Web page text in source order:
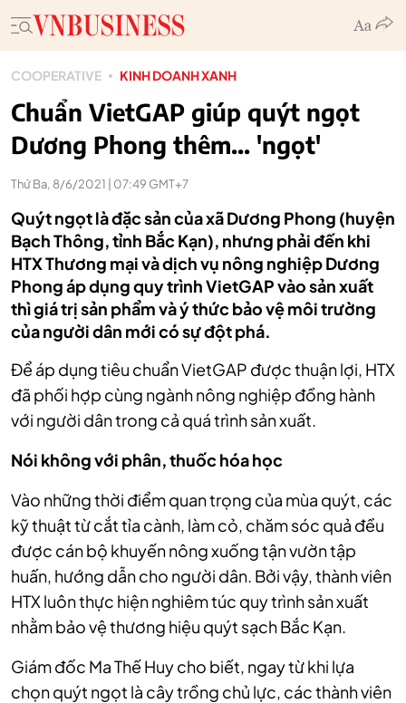
COOPERATIVE KINH DOANH XANH
Chuẩn VietGAP giúp quýt ngọt
Dương Phong thêm... 'ngọt'
Thứ Ba, 8/6/2021 | 07:49 GMT+7
Quýt ngọt là đặc sản của xã Dương Phong (huyện
Bạch Thông, tỉnh Bắc Kạn), nhưng phải đến khi
HTX Thương mại và dịch vụ nông nghiệp Dương
Phong áp dụng quy trình VietGAP vào sản xuất
thì giá trị sản phẩm và ý thức bảo vệ môi trường
của người dân mới có sự đột phá.
Để áp dụng tiêu chuẩn VietGAP được thuận lợi, HTX
đã phối hợp cùng ngành nông nghiệp đồng hành
với người dân trong cả quá trình sản xuất.
Nói không với phân, thuốc hóa học
Vào những thời điểm quan trọng của mùa quýt, các
kỹ thuật từ cắt tỉa cành, làm cỏ, chăm sóc quả đều
được cán bộ khuyến nông xuống tận vườn tập
huấn, hướng dẫn cho người dân. Bởi vậy, thành viên
HTX luôn thực hiện nghiêm túc quy trình sản xuất
nhằm bảo vệ thương hiệu quýt sạch Bắc Kạn.
Giám đốc Ma Thế Huy cho biết, ngay từ khi lựa
chọn quýt ngọt là cây trồng chủ lực, các thành viên